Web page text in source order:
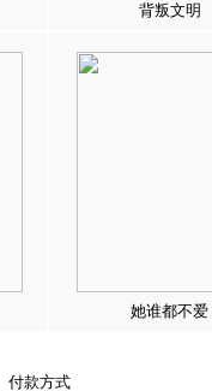
背叛文明
她谁都不爱
付款方式